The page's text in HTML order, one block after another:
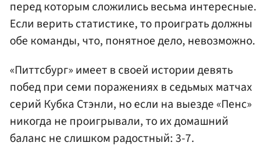
перед которым сложились весьма интересные.
Если верить статистике, то проиграть должны
обе команды, что, понятное дело, невозможно.
«Питтсбург» имеет в своей истории девять
побед при семи поражениях в седьмых матчах
серий Кубка Стэнли, но если на выезде «Пенс»
никогда не проигрывали, то их домашний
баланс не слишком радостный: 3-7.